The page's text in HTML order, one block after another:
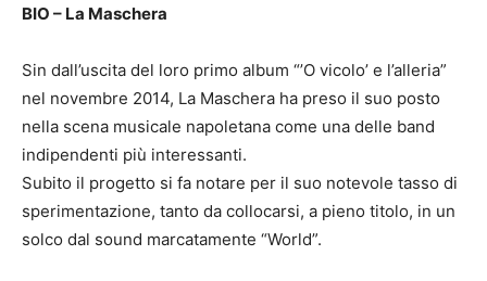
BIO – La Maschera
Sin dall’uscita del loro primo album “’O vicolo’ e l’alleria”
nel novembre 2014, La Maschera ha preso il suo posto
nella scena musicale napoletana come una delle band
indipendenti più interessanti.
Subito il progetto si fa notare per il suo notevole tasso di
sperimentazione, tanto da collocarsi, a pieno titolo, in un
solco dal sound marcatamente “World”.